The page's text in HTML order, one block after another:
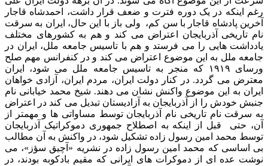
رغم اینکه در یک دوره فترت و ضعف قرار داشت، احمدشاه قاجار
آخرین پادشاه قاجار با سن کم، ولی باز با این حال، ایران به سرقت
نام تاریخی آذربایجان اعتراض می کند و هم به کشورهای مختلف
یادداشت هایی را می فرستد و هم با تاسیس جامعه ملل، ایران در
جامعه ملل به این موضوع اعتراض می کند و در کنفرانس مهم صلح
ورسای ۱۹۱۹ که منجر به تاسیس جامعه ملل می شود، ایران
معترض می گردد. در کنار دولت ایران، مردم ایران، آزادی خواهان
ایران به این موضوع واکنش نشان می دهند. شیخ محمد خیابانی نام
جنبش خودش را از آذربایجان به آزادیستان تبدیل می کند در اعتراض
به سرقت نام تاریخی نام آذربایجان توسط مساواتی ها و مهمتر از
آن، حتی قبل از اینکه به اصطلاح جمهوری دموکراتیک آذربایجان
توسط محمد امین رسول زاده تشکیل شود، در واکنش به آن مطالب
بی اساسی که محمد امین رسول زاده در نشریه «آچیق سؤز»، می
نوشت عده ای از دموکرات های ایرانی که مقیم بادکوبه بودند، در